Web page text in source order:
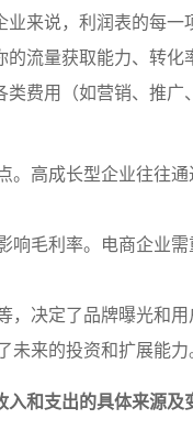
来说，利润表的每一
流量获取能力、转化
费用（如营销、推广
。高成长型企业往往
响毛利率。电商企业
决定了品牌曝光和用
来的投资和扩展能力
和支出的具体来源及